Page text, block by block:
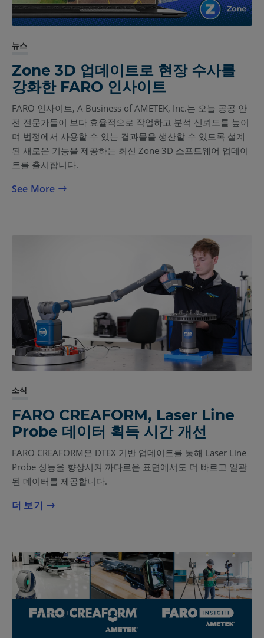
뉴스
Zone 3D 업데이트로 현장 수사를
강화한 FARO 인사이트
FARO 인사이트, A Business of AMETEK, Inc.는 오늘 공공 안
전 전문가들이 보다 효율적으로 작업하고 분석 신뢰도를 높이
며 법정에서 사용할 수 있는 결과물을 생산할 수 있도록 설계
된 새로운 기능을 제공하는 최신 Zone 3D 소프트웨어 업데이
트를 출시합니다.
See More
소식
FARO CREAFORM, Laser Line
Probe 데이터 획득 시간 개선
FARO CREAFORM은 DTEX 기반 업데이트를 통해 Laser Line
Probe 성능을 향상시켜 까다로운 표면에서도 더 빠르고 일관
된 데이터를 제공합니다.
더 보기